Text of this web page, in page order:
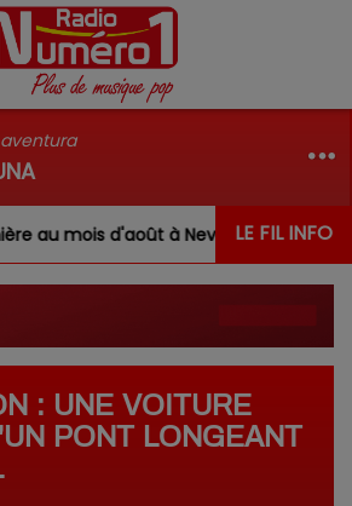
LE FIL INFO
au mois d'août à Nevoy
: UNE VOITURE
PONT LONGEANT